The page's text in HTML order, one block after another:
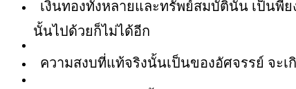
เงินทองทั้งหลายและทรัพย์สมบัตินั้น เป็นพีย
นั้นไปด้วยก็ไม่ได้อีก
ความสงบที่แท้จริงนั้นเป็นของอัศจรรย์ จะ